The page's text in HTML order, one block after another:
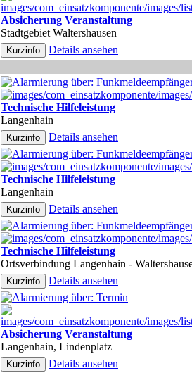
Absicherung Veranstaltung
Stadtgebiet Waltershausen
Details ansehen
Technische Hilfeleistung
Langenhain
Details ansehen
Technische Hilfeleistung
Langenhain
Details ansehen
Technische Hilfeleistung
Ortsverbindung Langenhain -
Details ansehen
Absicherung Veranstaltung
Langenhain, Lindenplatz
Details ansehen